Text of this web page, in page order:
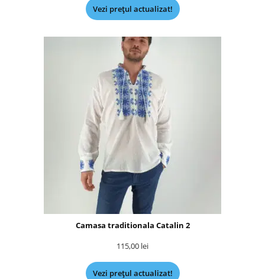
Vezi prețul actualizat!
Camasa traditionala Catalin 2
115,00 lei
Vezi prețul actualizat!